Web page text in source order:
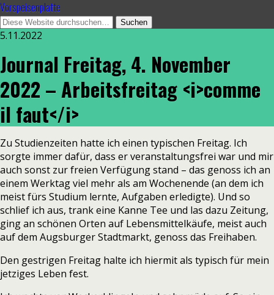
Vorspeisenplatte
5.11.2022
Journal Freitag, 4. November
2022 – Arbeitsfreitag <i>comme
il faut</i>
Zu Studienzeiten hatte ich einen typischen Freitag. Ich
sorgte immer dafür, dass er veranstaltungsfrei war und mir
auch sonst zur freien Verfügung stand – das genoss ich an
einem Werktag viel mehr als am Wochenende (an dem ich
meist fürs Studium lernte, Aufgaben erledigte). Und so
schlief ich aus, trank eine Kanne Tee und las dazu Zeitung,
ging an schönen Orten auf Lebensmittelkäufe, meist auch
auf dem Augsburger Stadtmarkt, genoss das Freihaben.
Den gestrigen Freitag halte ich hiermit als typisch für mein
jetziges Leben fest.